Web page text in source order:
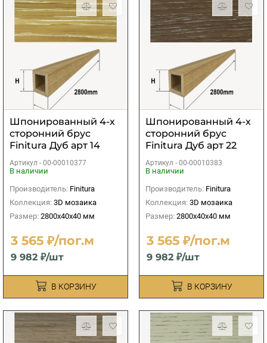
Шпонированный 4-х
сторонний брус
Finitura Дуб арт 14
Артикул - 00-00010377
В наличии
Производитель: Finitura
Коллекция: 3D мозаика
Размер: 2800х40х40 мм
3 565 ₽/пог.м
9 982 ₽/шт
В КОРЗИНУ
Шпонированный 4-х
сторонний брус
Finitura Дуб арт 22
Артикул - 00-00010383
В наличии
Производитель: Finitura
Коллекция: 3D мозаика
Размер: 2800х40х40 мм
3 565 ₽/пог.м
9 982 ₽/шт
В КОРЗИНУ